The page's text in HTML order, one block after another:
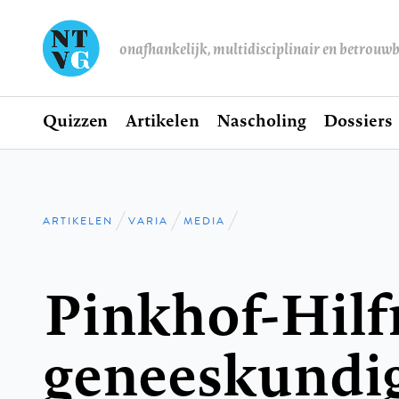
onafhankelijk, multidisciplinair en
Hoofdnavigatie
Home
Quizzen Artikelen Nascholing Dossiers
Kruimelpad
ARTIKELEN VARIA MEDIA
Pinkhof-